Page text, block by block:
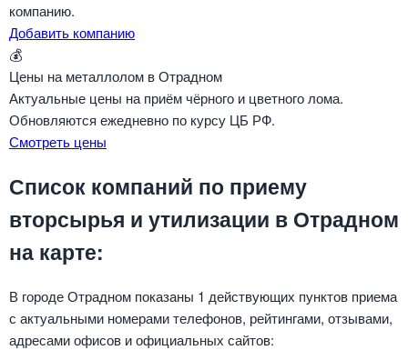
компанию.
Добавить компанию
💰
Цены на металлолом в Отрадном
Актуальные цены на приём чёрного и цветного лома.
Обновляются ежедневно по курсу ЦБ РФ.
Смотреть цены
Список компаний по приему
вторсырья и утилизации в Отрадном
на карте:
В городе Отрадном показаны 1 действующих пунктов приема
с актуальными номерами телефонов, рейтингами, отзывами,
адресами офисов и официальных сайтов: